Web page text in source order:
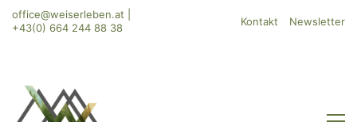
office@weiserleben.at
+43(0) 664 244 88 38
Kontakt Newsletter